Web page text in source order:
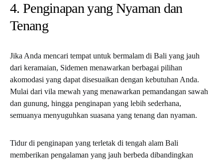
4. Penginapan yang Nyaman dan
Tenang
Jika Anda mencari tempat untuk bermalam di Bali yang jauh
dari keramaian, Sidemen menawarkan berbagai pilihan
akomodasi yang dapat disesuaikan dengan kebutuhan Anda.
Mulai dari vila mewah yang menawarkan pemandangan sawah
dan gunung, hingga penginapan yang lebih sederhana,
semuanya menyuguhkan suasana yang tenang dan nyaman.
Tidur di penginapan yang terletak di tengah alam Bali
memberikan pengalaman yang jauh berbeda dibandingkan